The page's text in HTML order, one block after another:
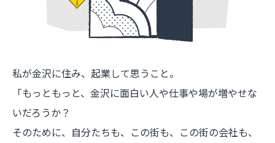
私が金沢に住み、起業して思うこと。
「もっともっと、金沢に面白い人や仕事や場が増やせな
いだろうか？
そのために、自分たちも、この街も、この街の会社も、